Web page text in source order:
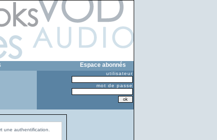
Espace abonnés
utilisateur
mot de passe
une authentification.